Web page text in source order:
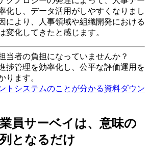
化し、データ活用がしやすくなりまし
により、人事領域や組織開発における
変化してきたと感じます。
当者の負担になっていませんか？
捗管理を効率化し、公平な評価運用を
ります。
トシステムのことが分かる資料ダウン
員サーベイは、意味の
となるだけ